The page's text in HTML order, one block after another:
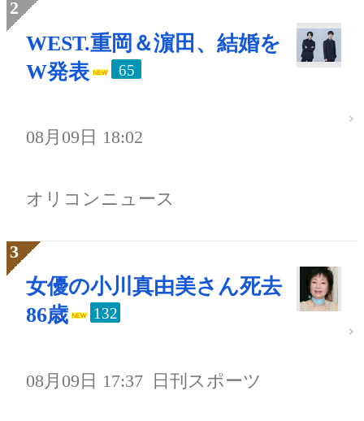
WEST.重岡＆濵田、結婚を
W発表
65
08月09日 18:02
オリコンニュース
女優の小川真由美さん死去
86歳
132
08月09日 17:37 日刊スポーツ